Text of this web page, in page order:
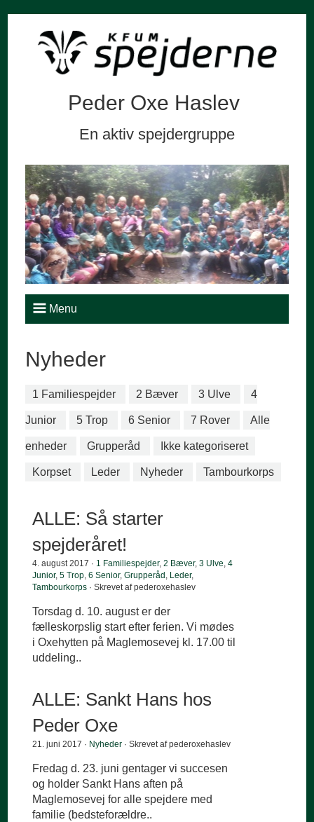
Peder Oxe Haslev
En aktiv spejdergruppe
Menu
Nyheder
1 Familiespejder 2 Bæver 3 Ulve 4
Junior 5 Trop 6 Senior 7 Rover Alle
enheder Grupperåd Ikke kategoriseret
Korpset Leder Nyheder Tambourkorps
ALLE: Så starter
spejderåret!
4. august 2017 · 1 Familiespejder,2 Bæver,3 Ulve,4
Junior,5 Trop,6 Senior,Grupperåd , Leder,
Tambourkorps · Skrevet af pederoxehaslev
Torsdag d. 10. august er der
fælleskorpslig start efter ferien. Vi mødes
i Oxehytten på Maglemosevej kl. 17.00 til
uddeling..
ALLE: Sankt Hans hos
Peder Oxe
21. juni 2017 · Nyheder · Skrevet af pederoxehaslev
Fredag d. 23. juni gentager vi succesen
og holder Sankt Hans aften på
Maglemosevej for alle spejdere med
familie (bedsteforældre..